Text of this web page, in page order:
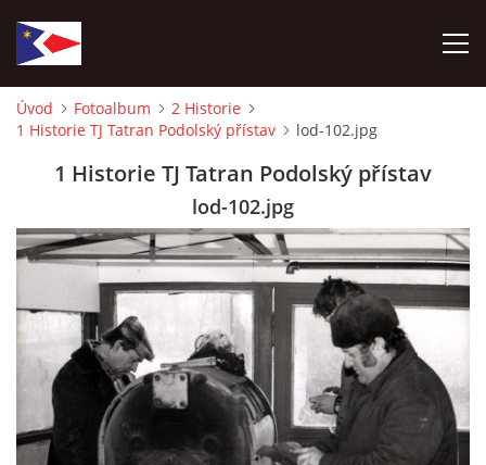
ÚVOD
NÁBOR NOVÝCH ČLENŮ
HISTORIE
SOUČASNOST
VIZE BUDOUCNOSTI
Úvod Fotoalbum
2 Historie
1 Historie TJ Tatran Podolský přístav
lod-102.jpg
1 Historie TJ Tatran Podolský přístav
lod-102.jpg